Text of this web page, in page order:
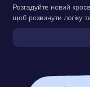
Розгадуйте новий
щоб розвинути логіку